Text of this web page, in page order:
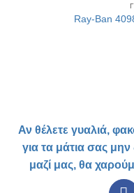
Ray-Ban
Αν θέλετε γυαλιά,
για τα μάτια σας
μαζί μας, θα